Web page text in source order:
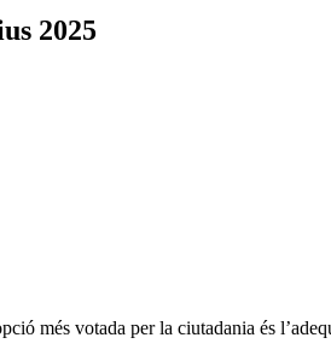
2025
més votada per la ciutadania és